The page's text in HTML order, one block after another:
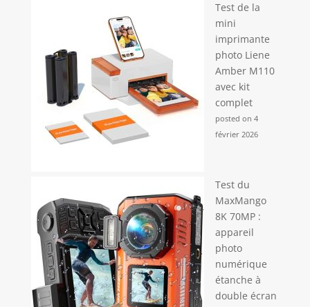
Test de la
mini
imprimante
photo Liene
Amber M110
avec kit
complet
posted on 4
février 2026
Test du
MaxMango
8K 70MP :
appareil
photo
numérique
étanche à
double écran